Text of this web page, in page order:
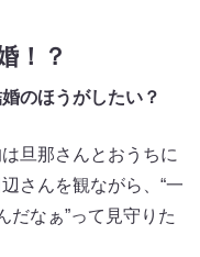
！？
のほうがしたい？
旦那さんとおうちに
さんを観ながら、“一
だなぁ”って見守りた